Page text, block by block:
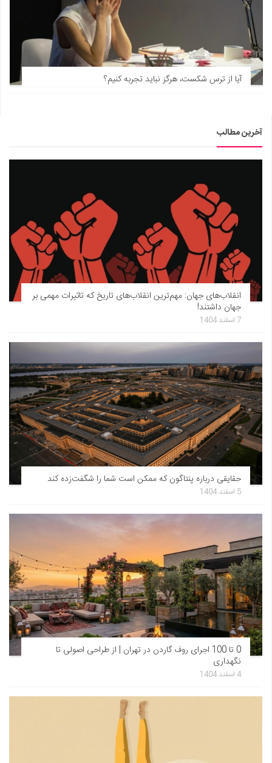
آیا از ترس شکست، هرگز نباید تجربه کنیم؟
آخرین مطالب
انقلاب‌های جهان: مهم‌ترین انقلاب‌های تاریخ که تاثیرات مهمی بر
جهان داشتند!
7 اسفند 1404
حقایقی درباره پنتاگون که ممکن است شما را شگفت‌زده کند
5 اسفند 1404
0 تا 100 اجرای روف گاردن در تهران | از طراحی اصولی تا
نگهداری
4 اسفند 1404